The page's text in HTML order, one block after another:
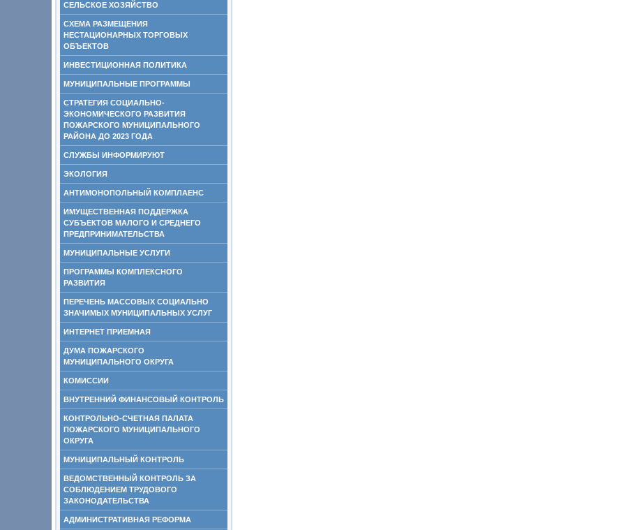
СЕЛЬСКОЕ ХОЗЯЙСТВО
СХЕМА РАЗМЕЩЕНИЯ
НЕСТАЦИОНАРНЫХ ТОРГОВЫХ
ОБЪЕКТОВ
ИНВЕСТИЦИОННАЯ ПОЛИТИКА
МУНИЦИПАЛЬНЫЕ ПРОГРАММЫ
СТРАТЕГИЯ СОЦИАЛЬНО-
ЭКОНОМИЧЕСКОГО РАЗВИТИЯ
ПОЖАРСКОГО МУНИЦИПАЛЬНОГО
РАЙОНА ДО 2023 ГОДА
СЛУЖБЫ ИНФОРМИРУЮТ
ЭКОЛОГИЯ
АНТИМОНОПОЛЬНЫЙ КОМПЛАЕНС
ИМУЩЕСТВЕННАЯ ПОДДЕРЖКА
СУБЪЕКТОВ МАЛОГО И СРЕДНЕГО
ПРЕДПРИНИМАТЕЛЬСТВА
МУНИЦИПАЛЬНЫЕ УСЛУГИ
ПРОГРАММЫ КОМПЛЕКСНОГО
РАЗВИТИЯ
ПЕРЕЧЕНЬ МАССОВЫХ СОЦИАЛЬНО
ЗНАЧИМЫХ МУНИЦИПАЛЬНЫХ УСЛУГ
ИНТЕРНЕТ ПРИЕМНАЯ
ДУМА ПОЖАРСКОГО
МУНИЦИПАЛЬНОГО ОКРУГА
КОМИССИИ
ВНУТРЕННИЙ ФИНАНСОВЫЙ КОНТРОЛЬ
КОНТРОЛЬНО-СЧЕТНАЯ ПАЛАТА
ПОЖАРСКОГО МУНИЦИПАЛЬНОГО
ОКРУГА
МУНИЦИПАЛЬНЫЙ КОНТРОЛЬ
ВЕДОМСТВЕННЫЙ КОНТРОЛЬ ЗА
СОБЛЮДЕНИЕМ ТРУДОВОГО
ЗАКОНОДАТЕЛЬСТВА
АДМИНИСТРАТИВНАЯ РЕФОРМА